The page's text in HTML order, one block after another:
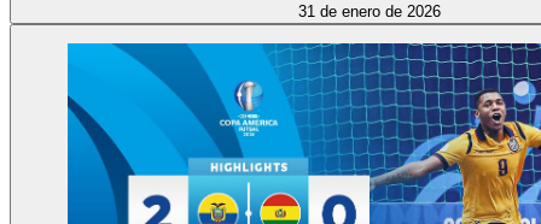
31 de enero de 2026